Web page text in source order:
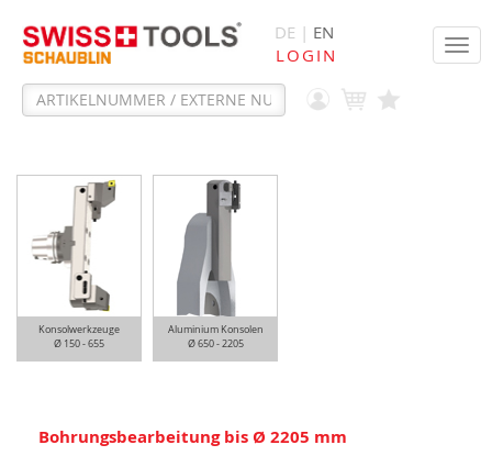
DE | EN
LOGIN
Konsolwerkzeuge
Ø 150 - 655
Aluminium Konsolen
Ø 650 - 2205
Bohrungsbearbeitung bis Ø 2205 mm